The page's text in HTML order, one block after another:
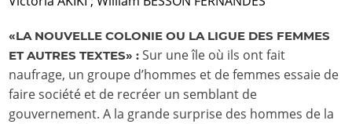
«LA NOUVELLE COLONIE OU LA LIGUE DES FEMMES
ET AUTRES TEXTES» :Sur une île où ils ont fait
naufrage, un groupe d’hommes et de femmes essaie de
faire société et de recréer un semblant de
gouvernement. A la grande surprise des hommes de la